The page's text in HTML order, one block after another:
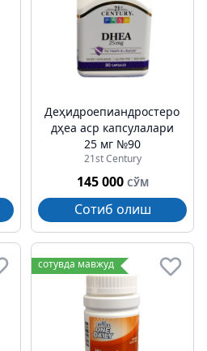
Деҳидроепиандростерон
дҳеа аср капсулалари
25 мг №90
21st Century
145 000 СЎМ
Сотиб олиш
сотувда мавжуд